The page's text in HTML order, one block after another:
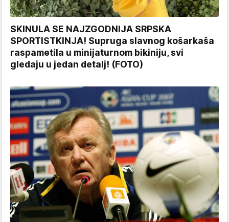
SKINULA SE NAJZGODNIJA SRPSKA
SPORTISTKINJA! Supruga slavnog košarkaša
raspametila u minijaturnom bikiniju, svi
gledaju u jedan detalj! (FOTO)